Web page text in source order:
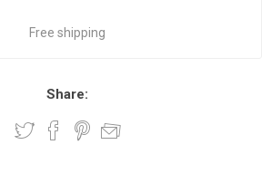
Free shipping
Share: